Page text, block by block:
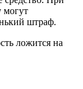
могут
штраф.
ложится на